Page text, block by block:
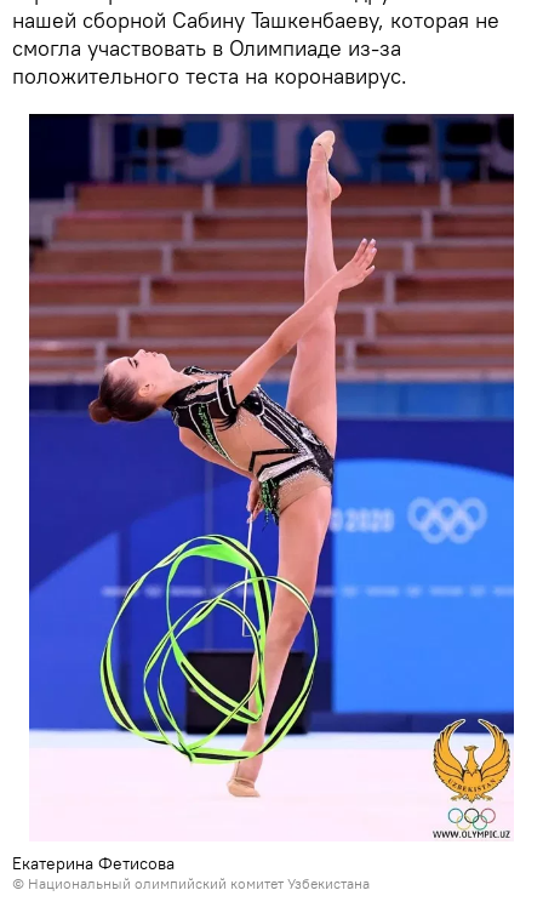
нашей сборной Сабину Ташкенбаеву, которая не
смогла участвовать в Олимпиаде из-за
положительного теста на коронавирус.
Екатерина Фетисова
© Национальный олимпийский комитет Узбекистана